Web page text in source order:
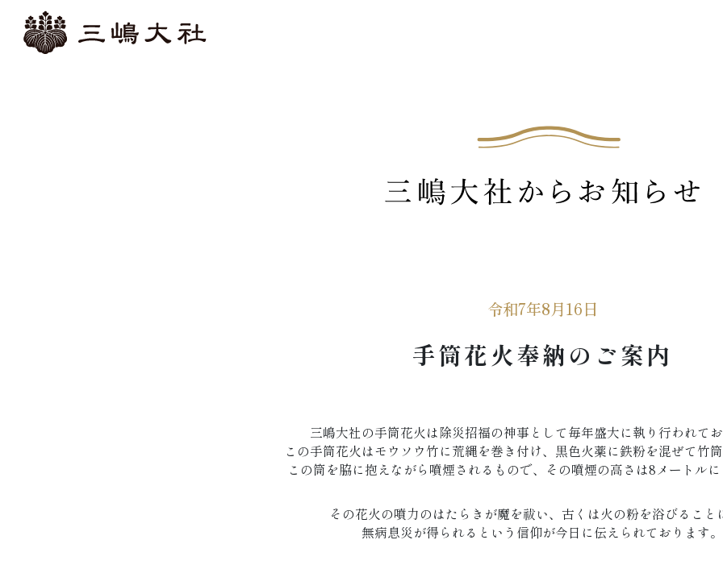
令和7年8月16日
手筒花火奉納のご案内
三嶋大社の手筒花火は除災招福の神事として毎年盛大に執り行われて
この手筒花火はモウソウ竹に荒縄を巻き付け、黒色火薬に鉄粉を混ぜて竹
この筒を脇に抱えながら噴煙されるもので、その噴煙の高さは8メートル
その花火の噴力のはたらきが魔を祓い、古くは火の粉を浴びること
無病息災が得られるという信仰が今日に伝えられております。